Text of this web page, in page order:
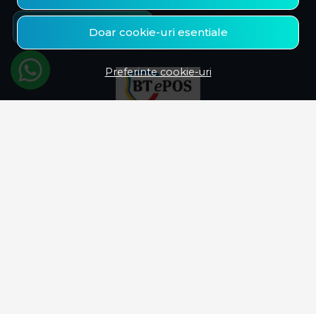
Doar cookie-uri esentiale
Preferinte cookie-uri
Aboneaza-te